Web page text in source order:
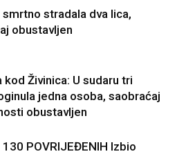
smrtno stradala dva lica,
obustavljen
kod Živinica: U sudaru tri
jedna osoba, saobraćaj
obustavljen
130 POVRIJEĐENIH Izbio